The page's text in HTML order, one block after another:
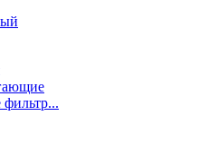
фильтр...